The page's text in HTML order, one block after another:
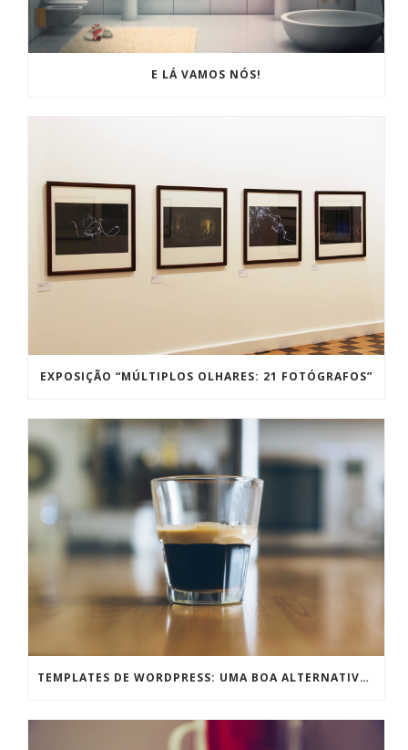
E LÁ VAMOS NÓS!
EXPOSIÇÃO “MÚLTIPLOS OLHARES: 21 FOTÓGRAFOS”
TEMPLATES DE WORDPRESS: UMA BOA ALTERNATIVA PRA TEMPOS DE CRISE